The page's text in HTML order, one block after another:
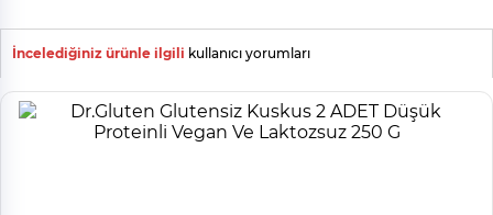
İncelediğiniz ürünle ilgili kullanıcı yorumları